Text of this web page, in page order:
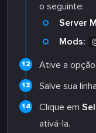
o seguinte:
Server
Mods:
Ative a opção
Salve sua
Clique em
ativá-la.